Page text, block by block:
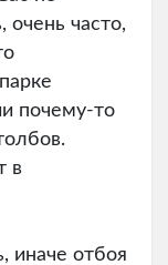
очень часто,
почему-то
в
иначе отбоя